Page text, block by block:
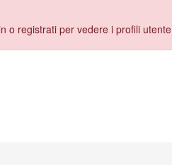
o registrati per vedere i profili utente